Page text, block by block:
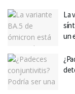
La
un